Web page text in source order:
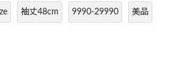
袖丈48cm 9990-29990 美品